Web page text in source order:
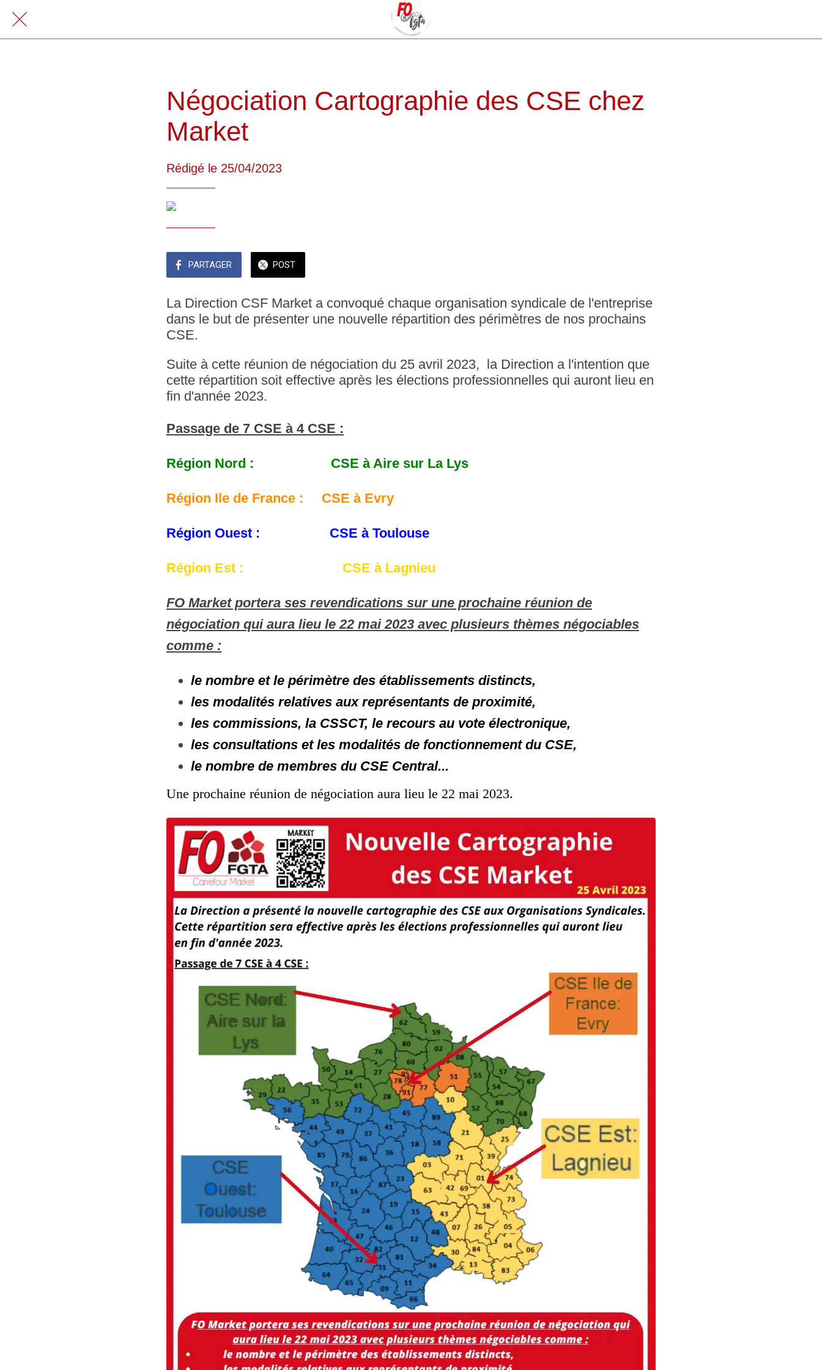
Négociation Cartographie des CSE chez
Market
Rédigé le 25/04/2023
PARTAGER POST
La Direction CSF Market a convoqué chaque organisation syndicale de l'entreprise
dans le but de présenter une nouvelle répartition des périmètres de nos prochains
CSE.
Suite à cette réunion de négociation du 25 avril 2023, la Direction a l'intention que
cette répartition soit effective après les élections professionnelles qui auront lieu en
fin d'année 2023.
Passage de 7 CSE à 4 CSE :
Région Nord : CSE à Aire sur La Lys
Région Ile de France : CSE à Evry
Région Ouest : CSE à Toulouse
Région Est : CSE à Lagnieu
FO Market portera ses revendications sur une prochaine réunion de
négociation qui aura lieu le 22 mai 2023 avec plusieurs thèmes négociables
comme :
le nombre et le périmètre des établissements distincts,
les modalités relatives aux représentants de proximité,
les commissions, la CSSCT, le recours au vote électronique,
les consultations et les modalités de fonctionnement du CSE,
le nombre de membres du CSE Central...
Une prochaine réunion de négociation aura lieu le 22 mai 2023.